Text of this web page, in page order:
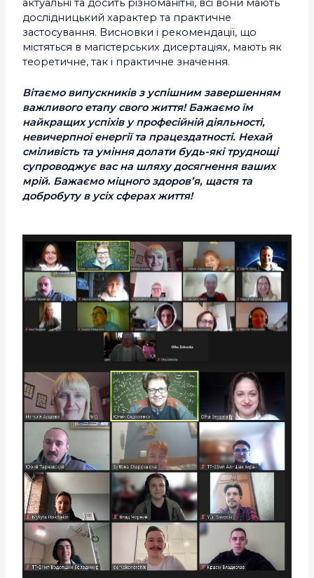
актуальні та досить різноманітні, всі вони мають
дослідницький характер та практичне
застосування. Висновки і рекомендації, що
містяться в магістерських дисертаціях, мають як
теоретичне, так і практичне значення.
Вітаємо випускників з успішним завершенням
важливого етапу свого життя! Бажаємо їм
найкращих успіхів у професійній діяльності,
невичерпної енергії та працездатності. Нехай
сміливість та уміння долати будь-які труднощі
супроводжує вас на шляху досягнення ваших
мрій. Бажаємо міцного здоров’я, щастя та
добробуту в усіх сферах життя!